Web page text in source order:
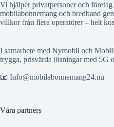
Vi hjälper privatpersoner och företag
mobilabonnemang och bredband
villkor från flera operatörer – helt
I samarbete med Nymobil och
trygga, prisvärda lösningar med 5G
📧 Info@mobilabonnemang24.nu
Våra partners